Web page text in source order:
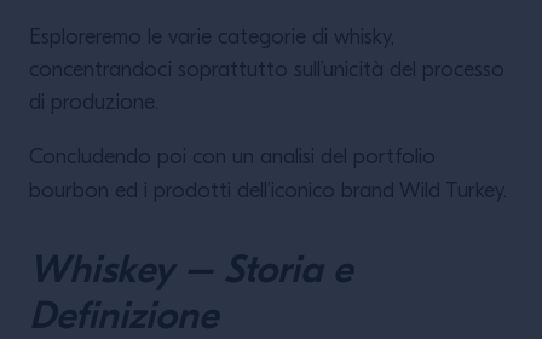
Esploreremo le varie categorie di whisky,
concentrandoci soprattutto sull’unicità del processo
di produzione.
Concludendo poi con un analisi del portfolio
bourbon ed i prodotti dell’iconico brand Wild Turkey.
Whiskey – Storia e
Definizione